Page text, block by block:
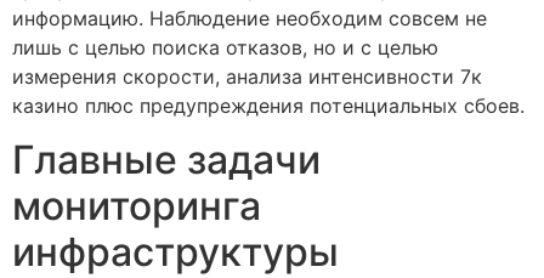
информацию. Наблюдение необходим совсем не
лишь с целью поиска отказов, но и с целью
измерения скорости, анализа интенсивности 7к
казино плюс предупреждения потенциальных сбоев.
Главные задачи
мониторинга
инфраструктуры